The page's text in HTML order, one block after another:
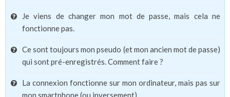
Je viens de changer mon mot de passe, mais cela ne
fonctionne pas.
Ce sont toujours mon pseudo (et mon ancien mot de passe)
qui sont pré-enregistrés. Comment faire ?
La connexion fonctionne sur mon ordinateur, mais pas sur
mon smartphone (ou inversement).